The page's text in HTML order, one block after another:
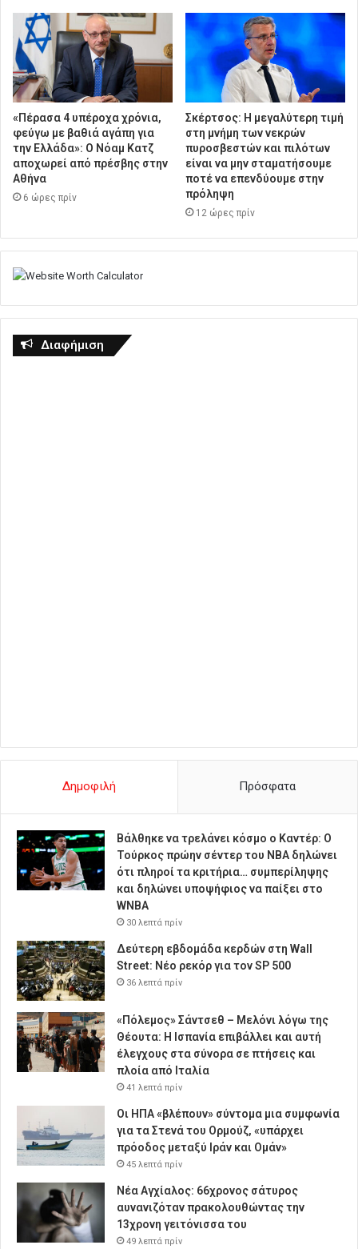
«Πέρασα 4 υπέροχα χρόνια,
φεύγω με βαθιά αγάπη για
την Ελλάδα»: Ο Νόαμ Κατζ
αποχωρεί από πρέσβης στην
Αθήνα
6 ώρες πρίν
Σκέρτσος: Η μεγαλύτερη τιμή
στη μνήμη των νεκρών
πυροσβεστών και πιλότων
είναι να μην σταματήσουμε
ποτέ να επενδύουμε στην
πρόληψη
12 ώρες πρίν
Διαφήμιση
Δημοφιλή Πρόσφατα
Βάλθηκε να τρελάνει κόσμο ο Καντέρ: Ο
Τούρκος πρώην σέντερ του NBA δηλώνει
ότι πληροί τα κριτήρια… συμπερίληψης
και δηλώνει υποψήφιος να παίξει στο
WNBA
30 λεπτά πρίν
Δεύτερη εβδομάδα κερδών στη Wall
Street: Νέο ρεκόρ για τον SP 500
36 λεπτά πρίν
«Πόλεμος» Σάντσεθ – Μελόνι λόγω της
Θέουτα: Η Ισπανία επιβάλλει και αυτή
έλεγχους στα σύνορα σε πτήσεις και
πλοία από Ιταλία
41 λεπτά πρίν
Οι ΗΠΑ «βλέπουν» σύντομα μια συμφωνία
για τα Στενά του Ορμούζ, «υπάρχει
πρόοδος μεταξύ Ιράν και Ομάν»
45 λεπτά πρίν
Νέα Αγχίαλος: 66χρονος σάτυρος
αυνανιζόταν πρακολουθώντας την
13χρονη γειτόνισσα του
49 λεπτά πρίν